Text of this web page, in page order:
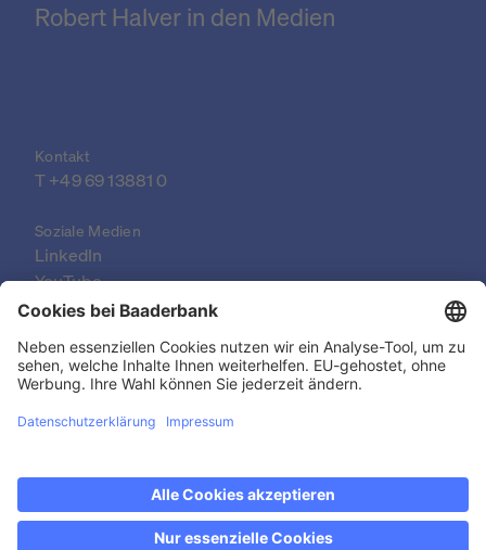
Robert Halver in den Medien
Kontakt
T +49 69 13881 0
Soziale Medien
LinkedIn
YouTube
Rechtlicher Hinweis
Datenschutzerklärung